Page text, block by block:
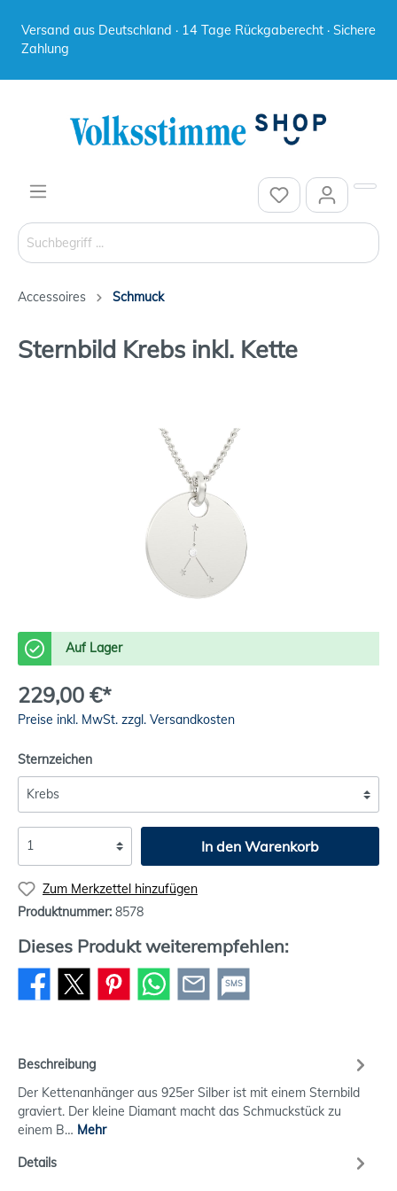
Versand aus Deutschland · 14 Tage Rückgaberecht · Sichere
Zahlung
Accessoires Schmuck
Sternbild Krebs inkl. Kette
Auf Lager
229,00 €*
Preise inkl. MwSt. zzgl. Versandkosten
Sternzeichen
In den Warenkorb
Zum Merkzettel hinzufügen
Produktnummer: 8578
Dieses Produkt weiterempfehlen:
SMS
Beschreibung
Der Kettenanhänger aus 925er Silber ist mit einem Sternbild
graviert. Der kleine Diamant macht das Schmuckstück zu
einem B… Mehr
Details